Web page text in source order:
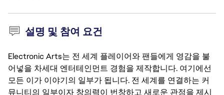
설명 및 참여 요건
Electronic Arts는 전 세계 플레이어와 팬들에게 영감을 불
어넣을 차세대 엔터테인먼트 경험을 제작합니다. 여기에선
모든 이가 이야기의 일부가 됩니다. 전 세계를 연결하는 커
뮤니티의 일부이자 창의력이 번창하고 새로운 관점을 제시